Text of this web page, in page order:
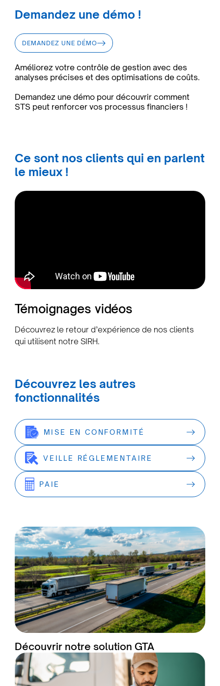
Demandez une démo !
DEMANDEZ UNE DÉMO
Améliorez votre contrôle de gestion avec des
analyses précises et des optimisations de coûts.
Demandez une démo pour découvrir comment
STS peut renforcer vos processus financiers !
Ce sont nos clients qui en parlent
le mieux !
Témoignages vidéos
Découvrez le retour d’expérience de nos clients
qui utilisent notre SIRH.
Découvrez les autres
fonctionnalités
MISE EN CONFORMITÉ
VEILLE RÉGLEMENTAIRE
PAIE
Découvrir notre solution GTA